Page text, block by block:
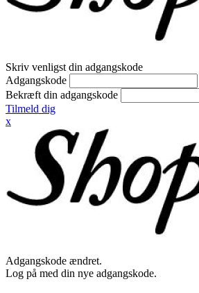
Skriv venligst din adgangskode
Adgangskode
Bekræft din adgangskode
Tilmeld dig
x
Adgangskode ændret.
Log på med din nye adgangskode.